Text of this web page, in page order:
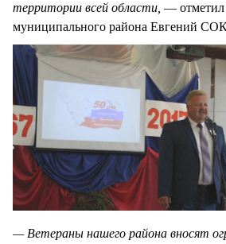
территории всей области, — отметил
муниципального района Евгений
— Ветераны нашего района вносят